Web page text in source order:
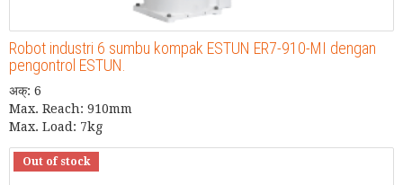
Robot industri 6 sumbu kompak ESTUN ER7-910-MI dengan
pengontrol ESTUN.
अक्: 6
Max. Reach: 910mm
Max. Load: 7kg
Out of stock